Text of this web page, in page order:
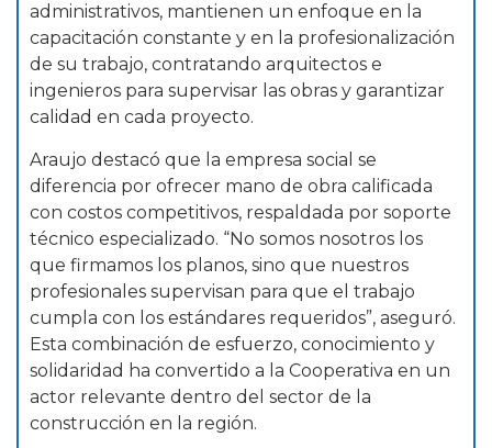
administrativos, mantienen un enfoque en la
capacitación constante y en la profesionalización
de su trabajo, contratando arquitectos e
ingenieros para supervisar las obras y garantizar
calidad en cada proyecto.
Araujo destacó que la empresa social se
diferencia por ofrecer mano de obra calificada
con costos competitivos, respaldada por soporte
técnico especializado. “No somos nosotros los
que firmamos los planos, sino que nuestros
profesionales supervisan para que el trabajo
cumpla con los estándares requeridos”, aseguró.
Esta combinación de esfuerzo, conocimiento y
solidaridad ha convertido a la Cooperativa en un
actor relevante dentro del sector de la
construcción en la región.